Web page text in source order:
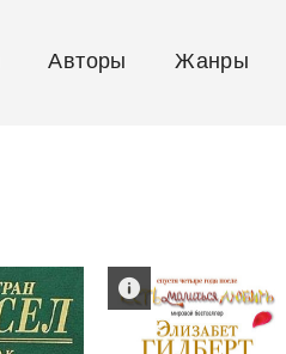
Авторы Жанры